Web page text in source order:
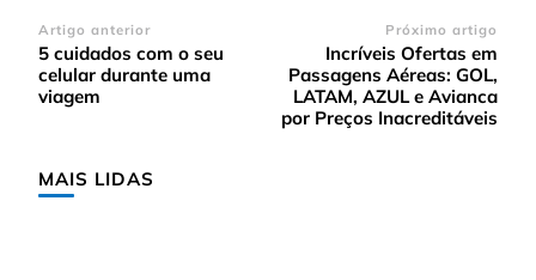
Navegação
de
post
Artigo anterior
5 cuidados com o seu
celular durante uma
viagem
Próximo artigo
Incríveis Ofertas em
Passagens Aéreas: GOL,
LATAM, AZUL e Avianca
por Preços Inacreditáveis
MAIS LIDAS